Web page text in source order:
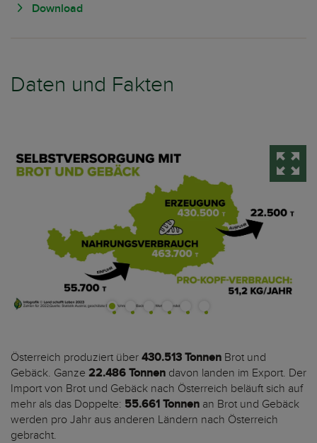
Download
Daten und Fakten
Österreich produziert über 430.513 Tonnen Brot und
Gebäck. Ganze 22.486 Tonnen davon landen im Export. Der
Import von Brot und Gebäck nach Österreich beläuft sich auf
mehr als das Doppelte: 55.661 Tonnen an Brot und Gebäck
werden pro Jahr aus anderen Ländern nach Österreich
gebracht.